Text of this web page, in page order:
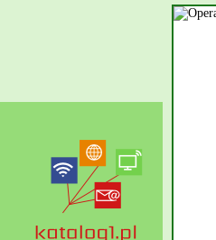
rzetelne układanie płytek
Rzeszów i dbamy o to,
gdy Twoja przestrzeń
przywracając ponownie